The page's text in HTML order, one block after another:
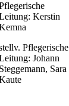
Kerstin
Pflegerische
Johann
Steggemann, Sara